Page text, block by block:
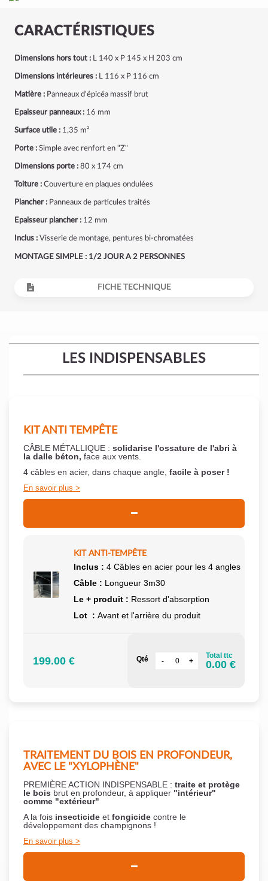
CARACTÉRISTIQUES
Dimensions hors tout : L 140 x P 145 x H 203 cm
Dimensions intérieures : L 116 x P 116 cm
Matière : Panneaux d'épicéa massif brut
Epaisseur panneaux : 16 mm
Surface utile : 1,35 m²
Porte : Simple avec renfort en "Z"
Dimensions porte : 80 x 174 cm
Toiture : Couverture en plaques ondulées
Plancher : Panneaux de particules traités
Epaisseur plancher : 12 mm
Inclus : Visserie de montage, pentures bi-chromatées
MONTAGE SIMPLE : 1/2 JOUR A 2 PERSONNES
FICHE TECHNIQUE
LES INDISPENSABLES
KIT ANTI TEMPÊTE
CÂBLE MÉTALLIQUE : solidarise l'ossature de l'abri à
la dalle béton, face aux vents.
4 câbles en acier, dans chaque angle, facile à poser !
En savoir plus
KIT ANTI-TEMPÊTE
Inclus : 4 Câbles en acier pour les 4 angles
Câble : Longueur 3m30
Le + produit : Ressort d'absorption
Lot : Avant et l'arrière du produit
199.00 € Qté Total ttc
0.00 €
TRAITEMENT DU BOIS EN PROFONDEUR,
AVEC LE "XYLOPHÈNE"
PREMIÈRE ACTION INDISPENSABLE : traite et protège
le bois brut en profondeur, à appliquer "intérieur"
comme "extérieur"
A la fois insecticide et fongicide contre le
développement des champignons !
En savoir plus